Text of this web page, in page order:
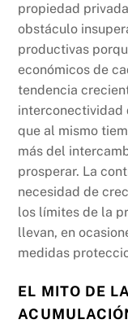
propiedad
obstáculo
productivas
económicos de
tendencia
interconectividad
que al mismo
más del
prosperar. La
necesidad de
los límites de la
llevan, en
medidas
EL MITO DE